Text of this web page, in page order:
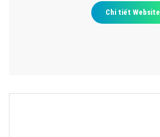
Chi tiết Website